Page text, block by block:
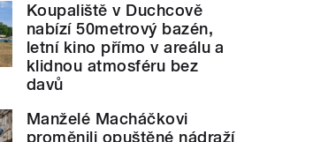
Koupaliště v Duchcově
nabízí 50metrový bazén,
letní kino přímo v areálu a
klidnou atmosféru bez
davů
Manželé Macháčkovi
proměnili opuštěné nádraží